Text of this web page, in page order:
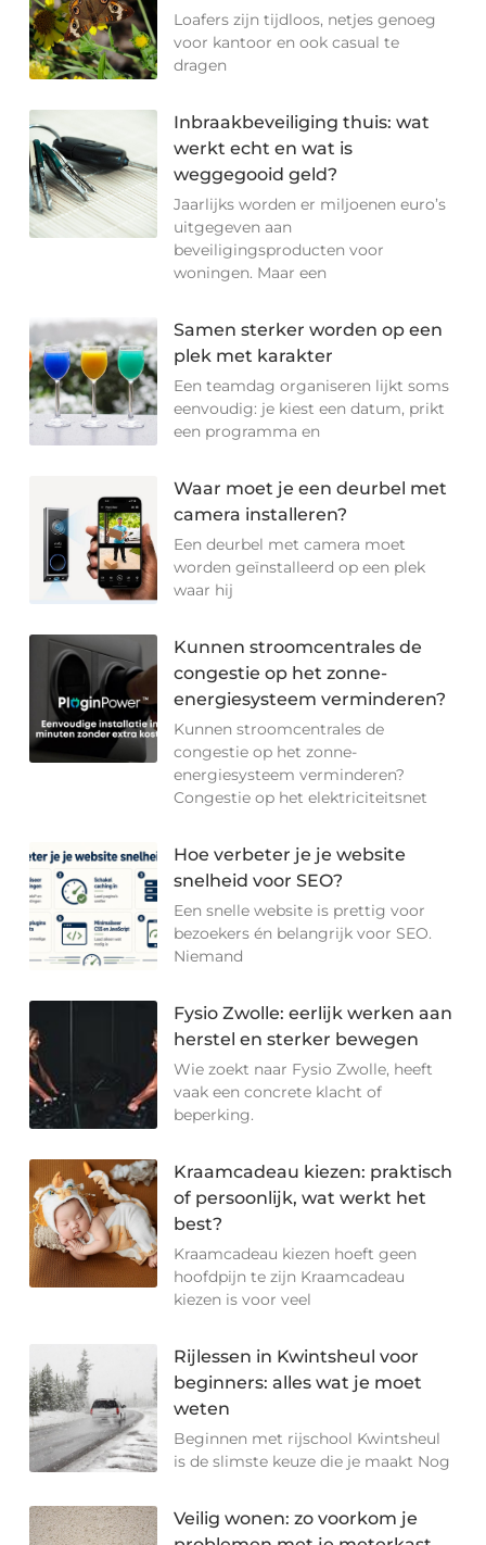
Loafers zijn tijdloos, netjes genoeg
voor kantoor en ook casual te
dragen
Inbraakbeveiliging thuis: wat
werkt echt en wat is
weggegooid geld?
Jaarlijks worden er miljoenen euro’s
uitgegeven aan
beveiligingsproducten voor
woningen. Maar een
Samen sterker worden op een
plek met karakter
Een teamdag organiseren lijkt soms
eenvoudig: je kiest een datum, prikt
een programma en
Waar moet je een deurbel met
camera installeren?
Een deurbel met camera moet
worden geïnstalleerd op een plek
waar hij
Kunnen stroomcentrales de
congestie op het zonne-
energiesysteem verminderen?
Kunnen stroomcentrales de
congestie op het zonne-
energiesysteem verminderen?
Congestie op het elektriciteitsnet
Hoe verbeter je je website
snelheid voor SEO?
Een snelle website is prettig voor
bezoekers én belangrijk voor SEO.
Niemand
Fysio Zwolle: eerlijk werken aan
herstel en sterker bewegen
Wie zoekt naar Fysio Zwolle, heeft
vaak een concrete klacht of
beperking.
Kraamcadeau kiezen: praktisch
of persoonlijk, wat werkt het
best?
Kraamcadeau kiezen hoeft geen
hoofdpijn te zijn Kraamcadeau
kiezen is voor veel
Rijlessen in Kwintsheul voor
beginners: alles wat je moet
weten
Beginnen met rijschool Kwintsheul
is de slimste keuze die je maakt Nog
Veilig wonen: zo voorkom je